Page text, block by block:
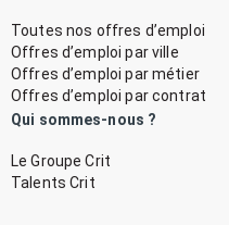
Toutes nos offres d’emploi
Offres d’emploi par ville
Offres d’emploi par métier
Offres d’emploi par contrat
Qui sommes-nous ?
Le Groupe Crit
Talents Crit